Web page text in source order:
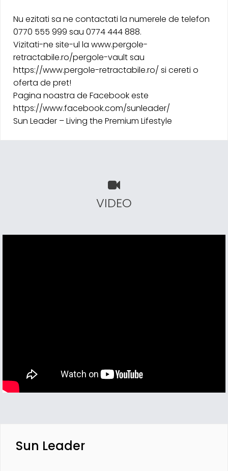
Nu ezitati sa ne contactati la numerele de telefon
0770 555 999 sau 0774 444 888.
Vizitati-ne site-ul la www.pergole-
retractabile.ro/pergole-vault sau
https://www.pergole-retractabile.ro/ si cereti o
oferta de pret!
Pagina noastra de Facebook este
https://www.facebook.com/sunleader/
Sun Leader – Living the Premium Lifestyle
VIDEO
Sun Leader